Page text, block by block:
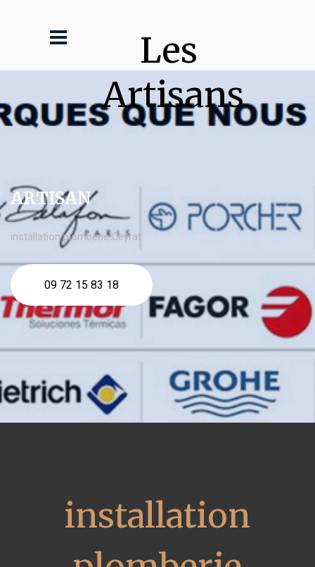
Les
Artisans
ARTISAN
installation plomberie Ceyrat
09 72 15 83 18
installation